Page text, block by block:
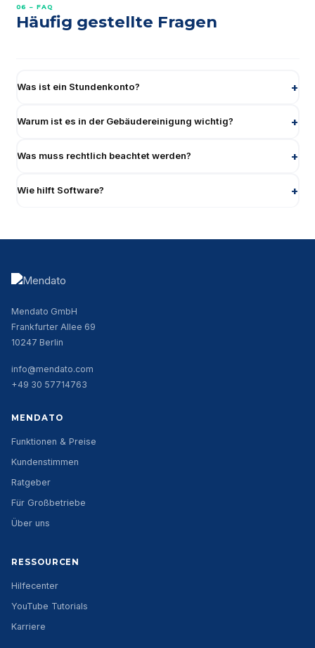
06 – FAQ
Häufig gestellte Fragen
Was ist ein Stundenkonto?
Warum ist es in der Gebäudereinigung wichtig?
Was muss rechtlich beachtet werden?
Wie hilft Software?
Mendato GmbH
Frankfurter Allee 69
10247 Berlin
info@mendato.com
+49 30 57714763
MENDATO
Funktionen & Preise
Kundenstimmen
Ratgeber
Für Großbetriebe
Über uns
RESSOURCEN
Hilfecenter
YouTube Tutorials
Karriere